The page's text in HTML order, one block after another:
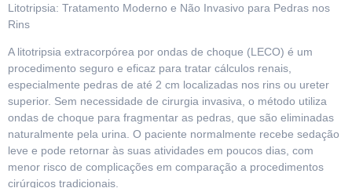
Litotripsia: Tratamento Moderno e Não Invasivo para Pedras nos
Rins
A litotripsia extracorpórea por ondas de choque (LECO) é um
procedimento seguro e eficaz para tratar cálculos renais,
especialmente pedras de até 2 cm localizadas nos rins ou ureter
superior. Sem necessidade de cirurgia invasiva, o método utiliza
ondas de choque para fragmentar as pedras, que são eliminadas
naturalmente pela urina. O paciente normalmente recebe sedação
leve e pode retornar às suas atividades em poucos dias, com
menor risco de complicações em comparação a procedimentos
cirúrgicos tradicionais.